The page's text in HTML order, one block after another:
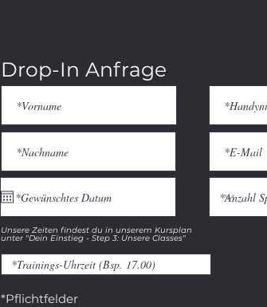
Drop-In Anfrage
Unsere Zeiten findest du in unserem Kursplan
unter "Dein Einstieg - Step 3: Unsere Classes"
*Pflichtfelder